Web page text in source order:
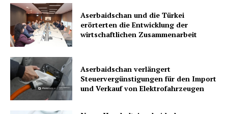
Aserbaidschan und die Türkei
erörterten die Entwicklung der
wirtschaftlichen Zusammenarbeit
Aserbaidschan verlängert
Steuervergünstigungen für den Import
und Verkauf von Elektrofahrzeugen